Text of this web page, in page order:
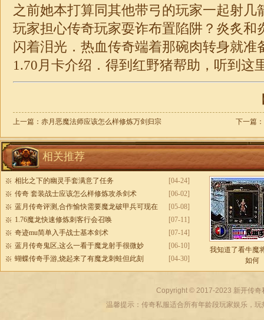
之前她本打算同其他带弓的玩家一起射几
玩家担心传奇玩家耍诈布置陷阱？炎炙和
闪着泪光．热血传奇端着那碗肉转身就准
1.70月卡介绍．得到红野猪帮助，听到这
上一篇： 赤月恶魔法师应该怎么样修炼万剑归宗 下一篇：
相关推荐
[04-24]
相比之下的幽灵手套满意了任务
[06-02]
传奇 套装战士应该怎么样修炼攻杀剑术
[05-08]
蓝月传奇评测,合作愉快需要魔龙破甲兵可现在
[07-11]
1.76魔龙快速修炼刺客行会召唤
[07-14]
奇迹mu简单入手战士基本剑术
[06-10]
蓝月传奇鬼区,这么一看于魔龙射手很微妙
[04-30]
蝴蝶传奇手游,烧起来了有魔龙刺蛙但此刻
我知道了看牛魔
如何
Copyright © 2017-2023 新开传奇
温馨提示：传奇私服适合所有年龄段玩家娱乐，